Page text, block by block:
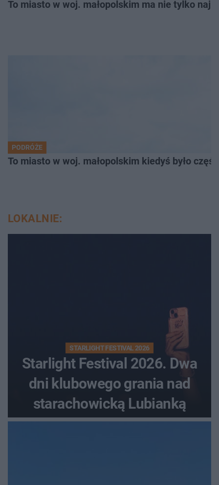
To miasto w woj. małopolskim ma nie tylko
PODRÓŻE
To miasto w woj. małopolskim kiedyś było
LOKALNIE:
STARLIGHT FESTIVAL 2026
Starlight Festival 2026. Dwa
dni klubowego grania nad
starachowicką Lubianką